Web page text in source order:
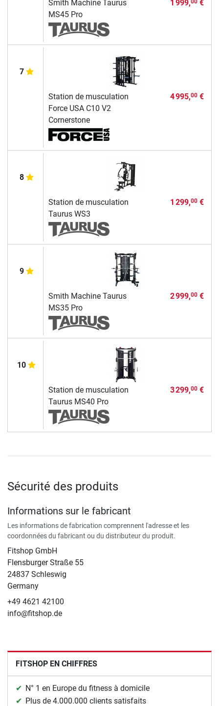
Smith Machine Taurus
MS45 Pro
1 999,00€
7
Station de musculation
Force USA C10 V2
Cornerstone
4 995,00€
8
Station de musculation
Taurus WS3
1 299,00€
9
Smith Machine Taurus
MS35 Pro
2 999,00€
10
Station de musculation
Taurus MS40 Pro
3 299,00€
Sécurité des produits
Informations sur le fabricant
Les informations de fabrication comprennent l'adresse et les
coordonnées du fabricant ou du distributeur du produit.
Fitshop GmbH
Flensburger Straße 55
24837 Schleswig
Germany
+49 4621 42100
info@fitshop.de
FITSHOP EN CHIFFRES
N° 1 en Europe du fitness à domicile
Plus de 4.000.000 clients satisfaits